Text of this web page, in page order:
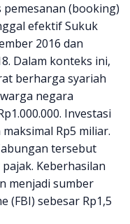
pemesanan (booking)
efektif Sukuk
2016 dan
Dalam konteks ini,
berharga syariah
negara
Investasi
Rp5 miliar.
tersebut
Keberhasilan
menjadi sumber
(FBI) sebesar Rp1,5